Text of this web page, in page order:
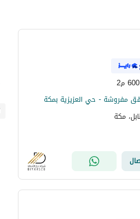
600 م2
مفروشة - حي العزيزية بمكة
مكة